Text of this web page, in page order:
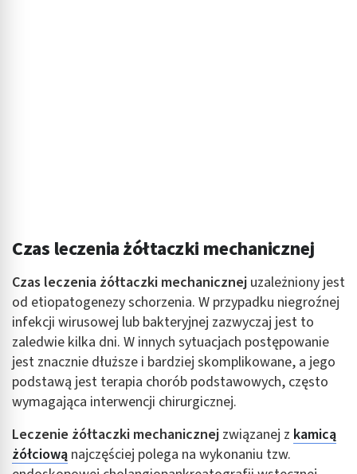
Czas leczenia żółtaczki mechanicznej
Czas leczenia żółtaczki mechanicznej uzależniony jest
od etiopatogenezy schorzenia. W przypadku niegroźnej
infekcji wirusowej lub bakteryjnej zazwyczaj jest to
zaledwie kilka dni. W innych sytuacjach postępowanie
jest znacznie dłuższe i bardziej skomplikowane, a jego
podstawą jest terapia chorób podstawowych, często
wymagająca interwencji chirurgicznej.
Leczenie żółtaczki mechanicznej związanej z kamicą
żółciową najczęściej polega na wykonaniu tzw.
Pomiar efektywności reklam
Pomiar efektywności treści
Rozumienie odbiorców dzięki statystyce lub
kombinacji danych z różnych źródeł
Rozwój i ulepszanie usług
Wykorzystywanie ograniczonych danych do
wyboru treści
Funkcje specjalne IAB:
Użycie dokładnych danych geolokalizacyjnych